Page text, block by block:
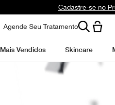
Cadastre-se no
Agende Seu Tratamento
Mais Vendidos Skincare